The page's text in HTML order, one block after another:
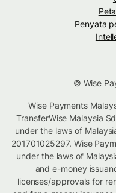
Penyata
© Wise
Wise Payments
TransferWise Malaysia
under the laws of
201701025297. Wise
under the laws of
and e-money
licenses/approvals for